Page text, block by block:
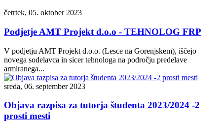
četrtek, 05. oktober 2023
Podjetje AMT Projekt d.o.o - TEHNOLOG FRP
V podjetju AMT Projekt d.o.o. (Lesce na Gorenjskem), iščejo
novega sodelavca in sicer tehnologa na področju predelave
armiranega...
sreda, 06. september 2023
Objava razpisa za tutorja študenta 2023/2024 -2
prosti mesti